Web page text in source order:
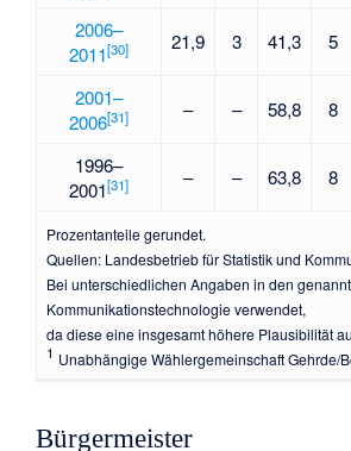
2006–
2011[30] 21,9 3 41,3 5
2001–
2006[31] – – 58,8 8
1996–
2001[31] – – 63,8 8
Prozentanteile gerundet.
Quellen: Landesbetrieb für Statistik und
Bei unterschiedlichen Angaben in den
Kommunikationstechnologie verwendet,
da diese eine insgesamt höhere Plausibilität
1 Unabhängige Wählergemeinschaft Gehrde/
Bürgermeister